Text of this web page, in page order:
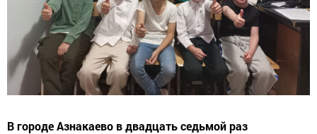
В городе Азнакаево в двадцать седьмой раз